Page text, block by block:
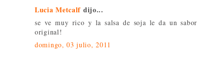
Lucia Metcalf dijo...
se ve muy rico y la salsa de soja le da un sabor
original!
domingo, 03 julio, 2011